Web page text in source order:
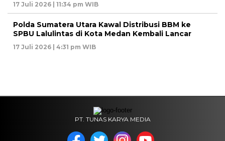
17 Juli 2026 | 11:34 pm WIB
Polda Sumatera Utara Kawal Distribusi BBM ke
SPBU Lalulintas di Kota Medan Kembali Lancar
17 Juli 2026 | 4:31 pm WIB
PT. TUNAS KARYA MEDIA